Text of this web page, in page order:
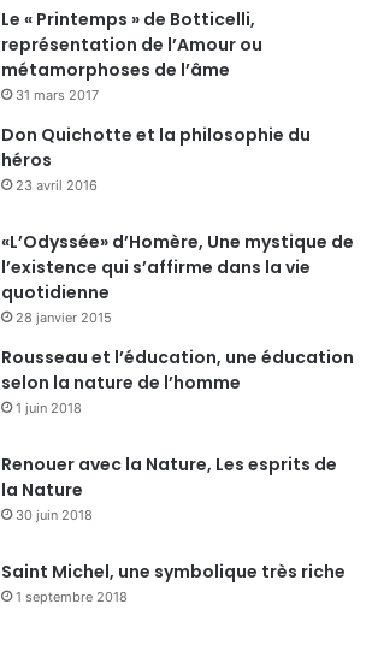
Le « Printemps » de Botticelli,
représentation de l’Amour ou
métamorphoses de l’âme
31 mars 2017
Don Quichotte et la philosophie du
héros
23 avril 2016
«L’Odyssée» d’Homère, Une mystique de
l’existence qui s’affirme dans la vie
quotidienne
28 janvier 2015
Rousseau et l’éducation, une éducation
selon la nature de l’homme
1 juin 2018
Renouer avec la Nature, Les esprits de
la Nature
30 juin 2018
Saint Michel, une symbolique très riche
1 septembre 2018